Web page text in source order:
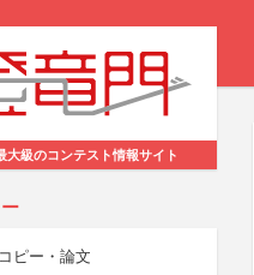
大級のコンテスト情報サイト
ピー・論文